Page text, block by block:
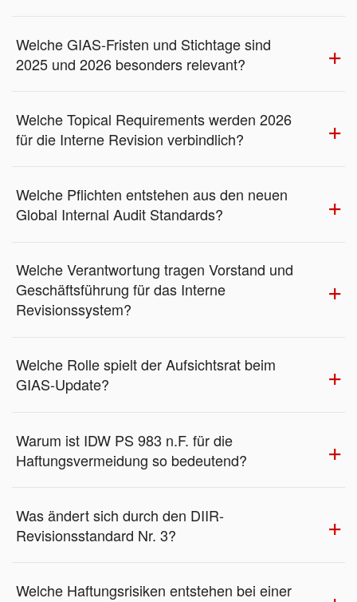
Welche GIAS-Fristen und Stichtage sind
2025 und 2026 besonders relevant?
Welche Topical Requirements werden 2026
für die Interne Revision verbindlich?
Welche Pflichten entstehen aus den neuen
Global Internal Audit Standards?
Welche Verantwortung tragen Vorstand und
Geschäftsführung für das Interne
Revisionssystem?
Welche Rolle spielt der Aufsichtsrat beim
GIAS-Update?
Warum ist IDW PS 983 n.F. für die
Haftungsvermeidung so bedeutend?
Was ändert sich durch den DIIR-
Revisionsstandard Nr. 3?
Welche Haftungsrisiken entstehen bei einer